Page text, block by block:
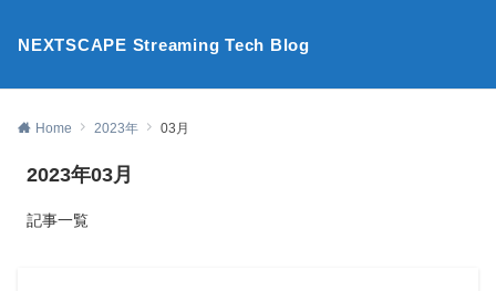
NEXTSCAPE Streaming Tech Blog
Home 2023年 03月
2023年03月
記事一覧